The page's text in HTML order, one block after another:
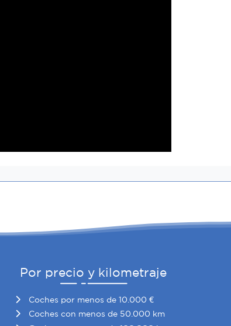
Por precio y kilometraje
Coches por menos de 10.000 €
Coches con menos de 50.000 km